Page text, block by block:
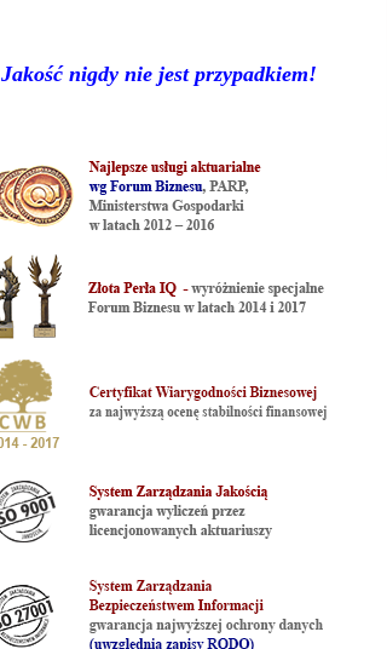
Jakość nigdy nie jest przypadkiem!